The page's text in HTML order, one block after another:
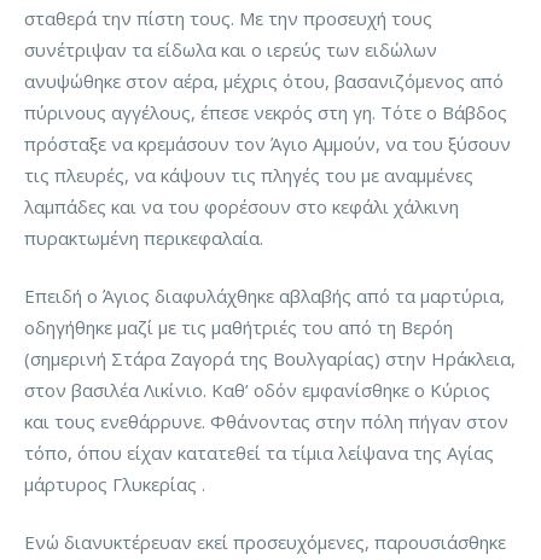
σταθερά την πίστη τους. Με την προσευχή τους
συνέτριψαν τα είδωλα και ο ιερεύς των ειδώλων
ανυψώθηκε στον αέρα, μέχρις ότου, βασανιζόμενος από
πύρινους αγγέλους, έπεσε νεκρός στη γη. Τότε ο Βάβδος
πρόσταξε να κρεμάσουν τον Άγιο Αμμούν, να του ξύσουν
τις πλευρές, να κάψουν τις πληγές του με αναμμένες
λαμπάδες και να του φορέσουν στο κεφάλι χάλκινη
πυρακτωμένη περικεφαλαία.
Επειδή ο Άγιος διαφυλάχθηκε αβλαβής από τα μαρτύρια,
οδηγήθηκε μαζί με τις μαθήτριές του από τη Βερόη
(σημερινή Στάρα Ζαγορά της Βουλγαρίας) στην Ηράκλεια,
στον βασιλέα Λικίνιο. Καθ’ οδόν εμφανίσθηκε ο Κύριος
και τους ενεθάρρυνε. Φθάνοντας στην πόλη πήγαν στον
τόπο, όπου είχαν κατατεθεί τα τίμια λείψανα της Αγίας
μάρτυρος Γλυκερίας .
Ενώ διανυκτέρευαν εκεί προσευχόμενες, παρουσιάσθηκε